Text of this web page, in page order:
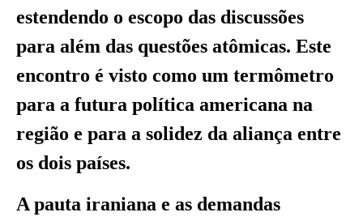
estendendo o escopo das discussões
para além das questões atômicas. Este
encontro é visto como um termômetro
para a futura política americana na
região e para a solidez da aliança entre
os dois países.
A pauta iraniana e as demandas